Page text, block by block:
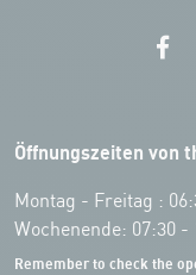
Öffnungszeiten von
Montag - Freitag :
Wochenende: 07:30 -
Remember to check the